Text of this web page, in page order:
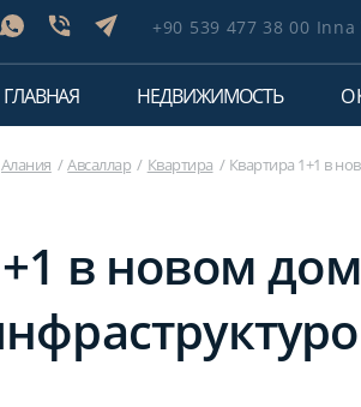
+90 539 477 38 00 Inna
ГЛАВНАЯ НЕДВИЖИМОСТЬ О
Алания Авсаллар Квартира Квартира 1+1 в
в новом